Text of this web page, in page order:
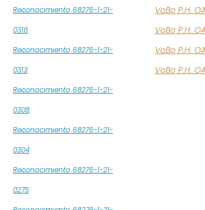
Reconocimiento 68276-1-21-
0316
Reconocimiento 68276-1-21-
0313
Reconocimiento 68276-1-21-
0308
Reconocimiento 68276-1-21-
0304
Reconocimiento 68276-1-21-
0275
VoBo P.H.
VoBo P.H.
VoBo P.H.
VoBo P.H.